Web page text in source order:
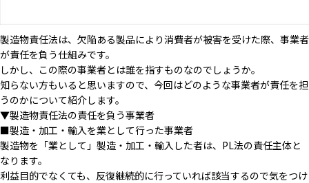
製造物責任法は、欠陥ある製品により消費者が被害を受けた際、事業者
が責任を負う仕組みです。
しかし、この際の事業者とは誰を指すものなのでしょうか。
知らない方もいると思いますので、今回はどのような事業者が責任を担
うのかについて紹介します。
▼製造物責任法の責任を負う事業者
■製造・加工・輸入を業として行った事業者
製造物を「業として」製造・加工・輸入した者は、PL法の責任主体と
なります。
利益目的でなくても、反復継続的に行っていれば該当するので気をつけ